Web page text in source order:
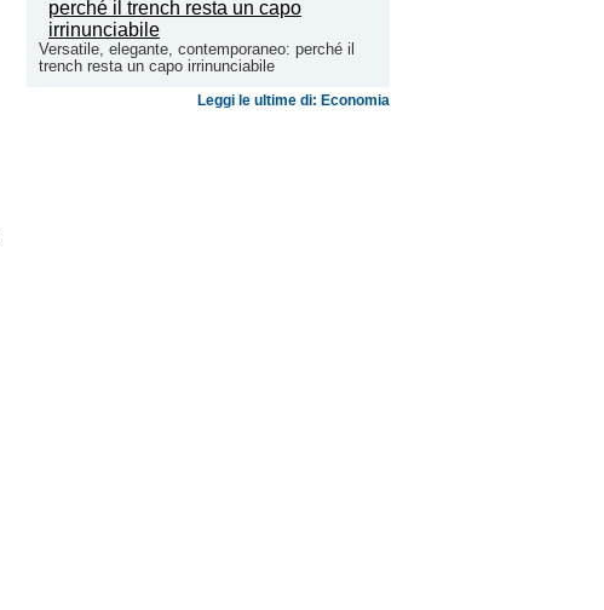
Versatile, elegante, contemporaneo: perché il
trench resta un capo irrinunciabile
Leggi le ultime di: Economia